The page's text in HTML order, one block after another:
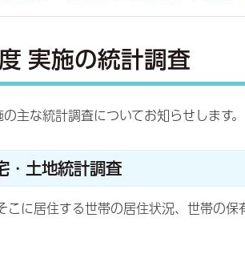
実施の統計調査
主な統計調査についてお知らせします。
・土地統計調査
こに居住する世帯の居住状況、世帯の